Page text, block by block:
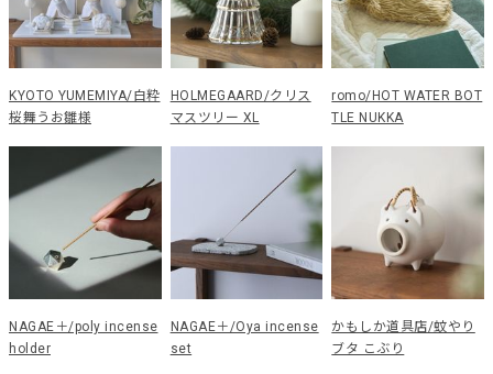
KYOTO YUMEMIYA/白粋
桜舞うお雛様
HOLMEGAARD/クリス
マスツリー XL
romo/HOT WATER BOT
TLE NUKKA
NAGAE＋/poly incense
holder
NAGAE＋/Oya incense
set
かもしか道具店/蚊やり
ブタ こぶり